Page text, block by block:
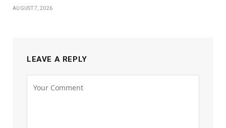
AUGUST 7, 2026
LEAVE A REPLY